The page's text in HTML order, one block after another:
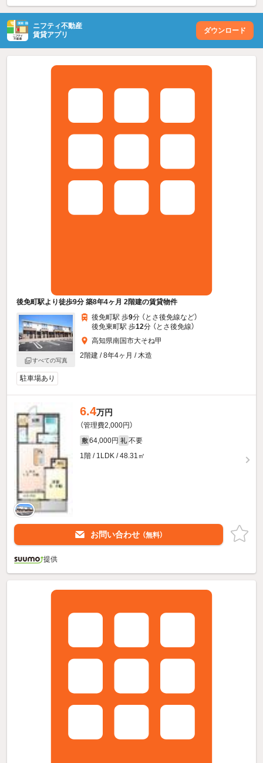
ニフティ不動産
賃貸アプリ
ダウンロード
後免町駅より徒歩9分 築8年4ヶ月 2階建の賃貸物件
すべての写真
後免町駅 歩9分 （とさ後免線など）
後免東町駅 歩12分 （とさ後免線）
高知県南国市大そね甲
2階建 / 8年4ヶ月 / 木造
駐車場あり
6.4万円
（管理費2,000円）
敷 64,000円 礼 不要
1階 / 1LDK / 48.31㎡
お問い合わせ （無料）
提供